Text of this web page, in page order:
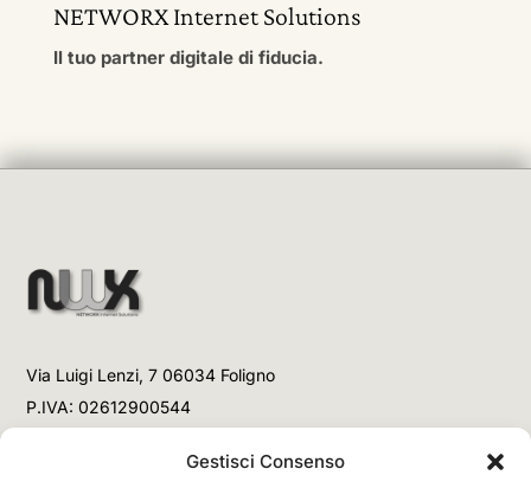
Gestisci Consenso
NETWORX Internet Solutions
Il tuo partner digitale di fiducia.
Via Luigi Lenzi, 7 06034 Foligno
P.IVA: 02612900544